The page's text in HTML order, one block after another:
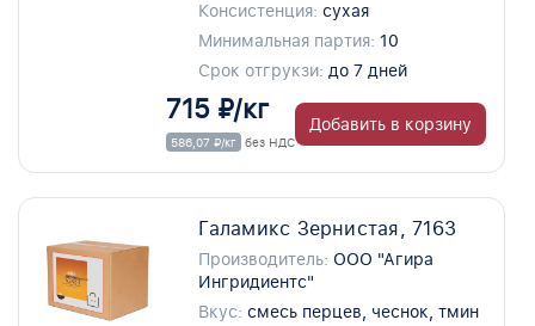
Консистенция: сухая
Минимальная партия: 10
Срок отгрукзи: до 7 дней
715 ₽/кг
586,07 ₽/кг без НДС
Добавить в корзину
Галамикс Зернистая, 7163
Производитель: ООО "Агира
Ингридиентс"
Вкус: смесь перцев, чеснок, тмин